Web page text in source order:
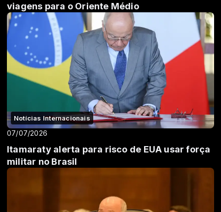
viagens para o Oriente Médio
Notícias Internacionais
07/07/2026
Itamaraty alerta para risco de EUA usar força
militar no Brasil